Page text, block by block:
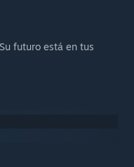
futuro está en tus